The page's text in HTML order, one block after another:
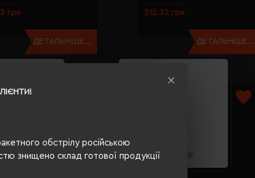
обстрілу російською
знищено склад готової продукції
грн
ДЕТАЛЬНІШЕ...
212.32 грн
ДЕТАЛЬНІШЕ...